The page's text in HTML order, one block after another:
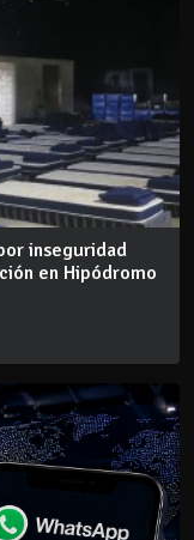
inseguridad
en Hipódromo